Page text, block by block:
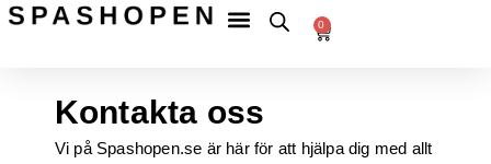
Hoppa
till
Betala
Fri
frakt
till
0
Varukorg
Kontakta oss
Vi på Spashopen.se är här för att hjälpa dig med allt